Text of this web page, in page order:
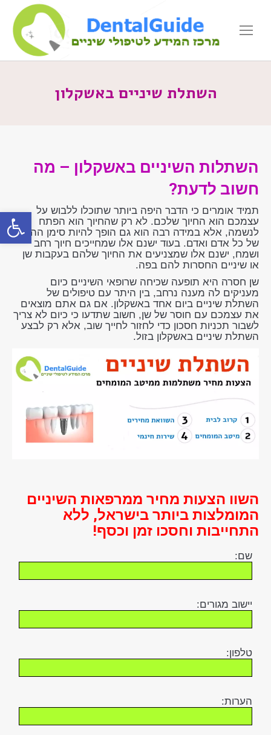
פתח
השתלת שיניים באשקלון
השתלות השיניים באשקלון – מה
חשוב לדעת?
תמיד אומרים כי הדבר היפה ביותר שתוכלו ללבוש על
עצמכם הוא החיוך שלכם. לא רק שהחיוך הוא הפתח
לנשמה, אלא במידה רבה הוא גם הופך להיות סימן ההיכר
של כל אדם ואדם. בעוד ישנם אלו שמחייכים חיוך רחב
ושמח, ישנם אלו שמצניעים את החיוך שלהם בעקבות שן
או שיניים החסרות להם בפה.
שן חסרה היא תופעה שכיחה שרופאי השיניים כיום
מעניקים לה מענה נרחב, בין היתר עם טיפולים של
השתלת שיניים ביום אחד באשקלון. אם גם אתם מוצאים
את עצמכם עם חוסר של שן, חשוב שתדעו כי כיום לא צריך
לשבור תכניות חסכון כדי לחזור לחייך שוב, אלא רק לבצע
השתלת שיניים באשקלון בזול.
השוו הצעות מחיר ממרפאות השיניים
המומלצות ביותר בישראל, ללא
התחייבות וחסכו זמן וכסף!
שם:
יישוב מגורים:
טלפון:
הערות: